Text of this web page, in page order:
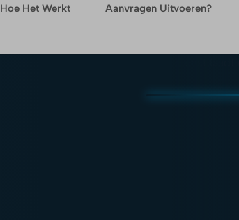
Hoe Het Werkt Aanvragen Uitvoeren?